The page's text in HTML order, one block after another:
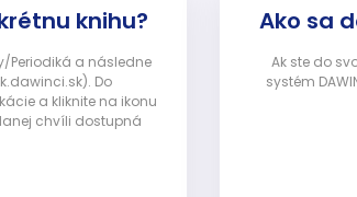
knihu?
Periodiká a následne
Do
a kliknite na ikonu
chvíli dostupná
Ako sa
Ak ste do
systém